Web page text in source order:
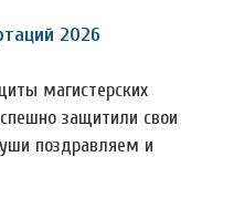
2026
магистерских
защитили свои
поздравляем и